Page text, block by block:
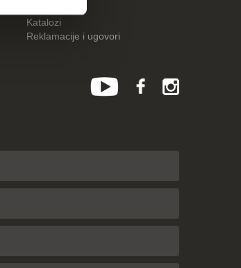
Katalozi
Reklamacije i ugovori